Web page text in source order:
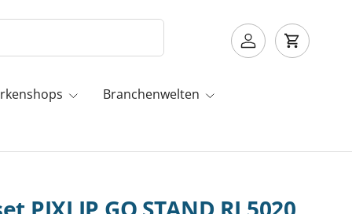
Einloggen
Branchenwelten